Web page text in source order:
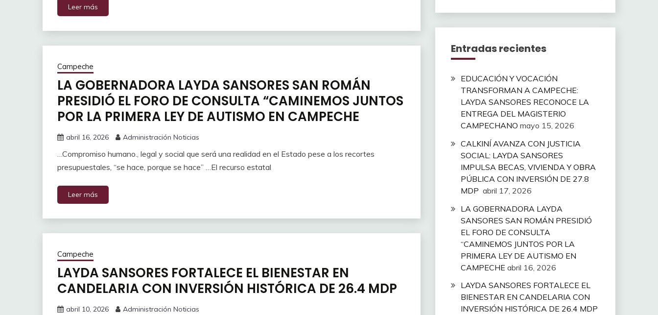
Leer más
Campeche
LA GOBERNADORA LAYDA SANSORES SAN ROMÁN
PRESIDIÓ EL FORO DE CONSULTA “CAMINEMOS JUNTOS
POR LA PRIMERA LEY DE AUTISMO EN CAMPECHE
abril 16, 2026 Administración Noticias
…Compromiso humano., legal y social que será una realidad en el Estado pese a los recortes
presupuestales, “se hace, porque se hace” …El recurso estatal
Leer más
Campeche
LAYDA SANSORES FORTALECE EL BIENESTAR EN
CANDELARIA CON INVERSIÓN HISTÓRICA DE 26.4 MDP
abril 10, 2026 Administración Noticias
Entradas recientes
EDUCACIÓN Y VOCACIÓN
TRANSFORMAN A CAMPECHE:
LAYDA SANSORES RECONOCE LA
ENTREGA DEL MAGISTERIO
CAMPECHANO mayo 15, 2026
CALKINÍ AVANZA CON JUSTICIA
SOCIAL: LAYDA SANSORES
IMPULSA BECAS, VIVIENDA Y OBRA
PÚBLICA CON INVERSIÓN DE 27.8
MDP abril 17, 2026
LA GOBERNADORA LAYDA
SANSORES SAN ROMÁN PRESIDIÓ
EL FORO DE CONSULTA
“CAMINEMOS JUNTOS POR LA
PRIMERA LEY DE AUTISMO EN
CAMPECHE abril 16, 2026
LAYDA SANSORES FORTALECE EL
BIENESTAR EN CANDELARIA CON
INVERSIÓN HISTÓRICA DE 26.4 MDP